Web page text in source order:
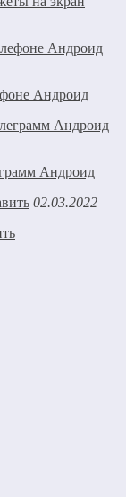
Андроид
Андроид
02.03.2022